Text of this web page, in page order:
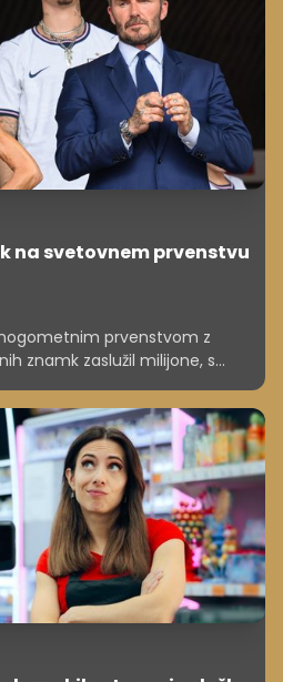
na svetovnem prvenstvu
prvenstvom z
znamk zaslužil milijone, s